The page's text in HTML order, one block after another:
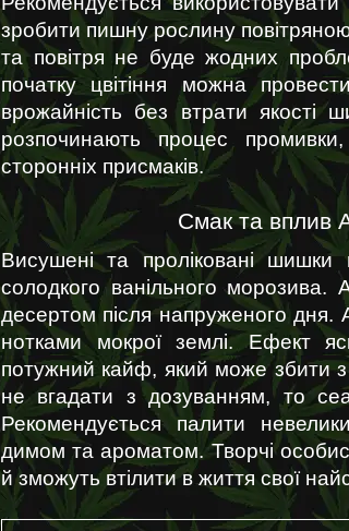
зробити пишну рослину
та повітря не буде жодних
початку цвітіння можна
врожайність без втрати
розпочинають процес
сторонніх присмаків.
Смак та вплив
Висушені та проліковані
солодкого ванільного
десертом після напруженого дня.
нотками мокрої землі. Ефект
потужний кайф, який може збити з
не вгадати з дозуванням, то
Рекомендується палити
димом та ароматом. Творчі
й зможуть втілити в життя свої